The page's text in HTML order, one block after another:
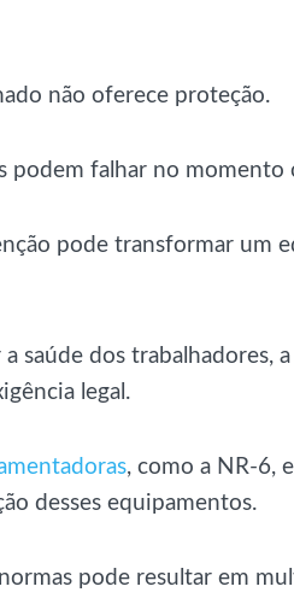
não oferece proteção.
podem falhar no momento
pode transformar um
saúde dos trabalhadores,
legal.
, como a NR-6,
desses equipamentos.
pode resultar em